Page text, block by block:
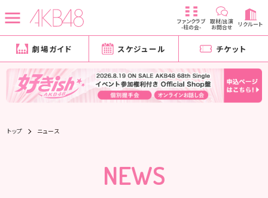
ファンクラブ
-柱の会-
取材/出演
お問合せ リクルート
劇場ガイド スケジュール チケット
トップ ニュース
NEWS